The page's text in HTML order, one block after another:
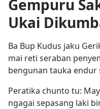
Gempuru
Ukai
Ba Bup Kudus jaku
mai reti seraban
bengunan tauka endur
Peratika chunto tu:
ngagai sepasang laki